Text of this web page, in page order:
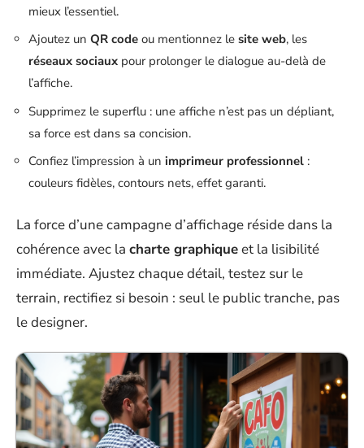
mieux l’essentiel.
Ajoutez un QR code ou mentionnez le site web, les
réseaux sociaux pour prolonger le dialogue au-delà de
l’affiche.
Supprimez le superflu : une affiche n’est pas un dépliant,
sa force est dans sa concision.
Confiez l’impression à un imprimeur professionnel :
couleurs fidèles, contours nets, effet garanti.
La force d’une campagne d’affichage réside dans la
cohérence avec la charte graphiqueet la lisibilité
immédiate. Ajustez chaque détail, testez sur le
terrain, rectifiez si besoin : seul le public tranche, pas
le designer.